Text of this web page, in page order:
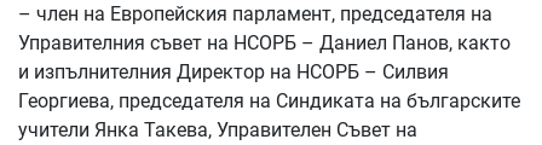
– член на Европейския парламент, председателя на
Управителния съвет на НСОРБ – Даниел Панов, както
и изпълнителния Директор на НСОРБ – Силвия
Георгиева, председателя на Синдиката на българските
учители Янка Такева, Управителен Съвет на